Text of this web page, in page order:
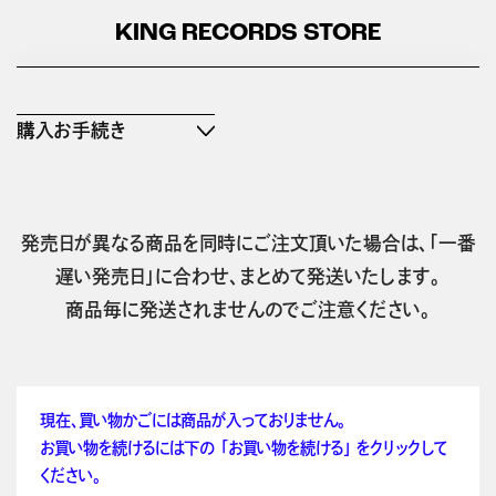
KING RECORDS STORE
購入お手続き
発売日が異なる商品を同時にご注文頂いた場合は、「一番
遅い発売日」に合わせ、まとめて発送いたします。
商品毎に発送されませんのでご注意ください。
現在、買い物かごには商品が入っておりません。
お買い物を続けるには下の 「お買い物を続ける」 をクリックして
ください。